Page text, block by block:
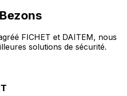
Bezons
FICHET et DAITEM, nous
solutions de sécurité.